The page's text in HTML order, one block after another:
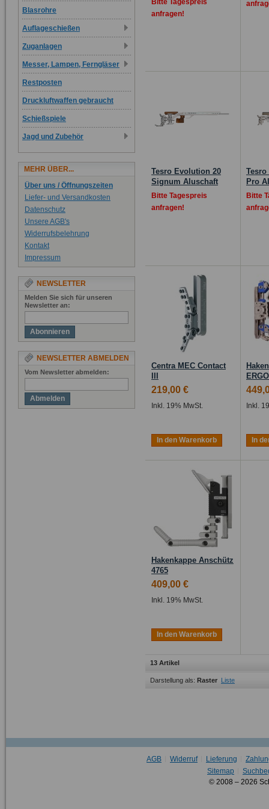
Bitte Tagespreis
anfragen!
Tesro Evolution 20
Signum Aluschaft
Bitte Tagespreis
anfragen!
Pro
Bitte
Centra MEC Contact
219,00 €
Inkl. 19% MwSt.
In den Warenkorb
Inkl.
In
Hakenkappe Anschütz
4765
409,00 €
Inkl. 19% MwSt.
In den Warenkorb
13 Artikel
Darstellung als: Raster Liste
Blasrohre
Auflageschießen
Zuganlagen
Messer, Lampen, Ferngläser
Restposten
Druckluftwaffen gebraucht
Schießspiele
Jagd und Zubehör
MEHR ÜBER...
Über uns / Öffnungszeiten
Liefer- und Versandkosten
Datenschutz
Unsere AGB's
Widerrufsbelehrung
Kontakt
Impressum
NEWSLETTER
Melden Sie sich für unseren
Newsletter an:
Abonnieren
NEWSLETTER ABMELDEN
Vom Newsletter abmelden:
Abmelden
AGB Widerruf Lieferung
Sitemap
© 2008 – 2026